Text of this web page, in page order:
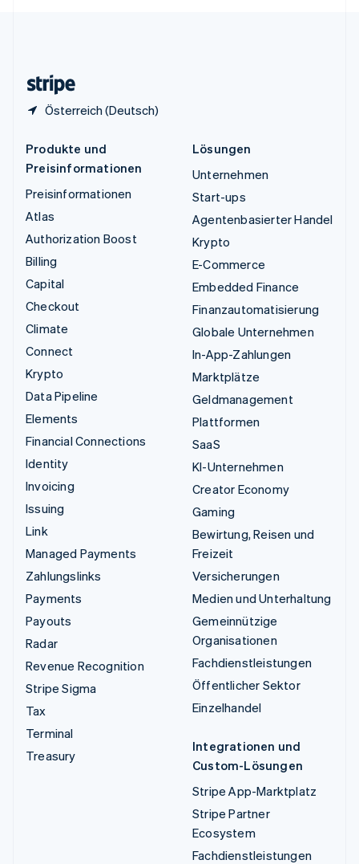
Österreich (Deutsch)
Produkte und
Preisinformationen
Preisinformationen
Atlas
Authorization Boost
Billing
Capital
Checkout
Climate
Connect
Krypto
Data Pipeline
Elements
Financial Connections
Identity
Invoicing
Issuing
Link
Managed Payments
Zahlungslinks
Payments
Payouts
Radar
Revenue Recognition
Stripe Sigma
Tax
Terminal
Treasury
Lösungen
Unternehmen
Start-ups
Agentenbasierter Handel
Krypto
E-Commerce
Embedded Finance
Finanzautomatisierung
Globale Unternehmen
In-App-Zahlungen
Marktplätze
Geldmanagement
Plattformen
SaaS
KI-Unternehmen
Creator Economy
Gaming
Bewirtung, Reisen und
Freizeit
Versicherungen
Medien und Unterhaltung
Gemeinnützige
Organisationen
Fachdienstleistungen
Öffentlicher Sektor
Einzelhandel
Integrationen und
Custom-Lösungen
Stripe App-Marktplatz
Stripe Partner
Ecosystem
Fachdienstleistungen